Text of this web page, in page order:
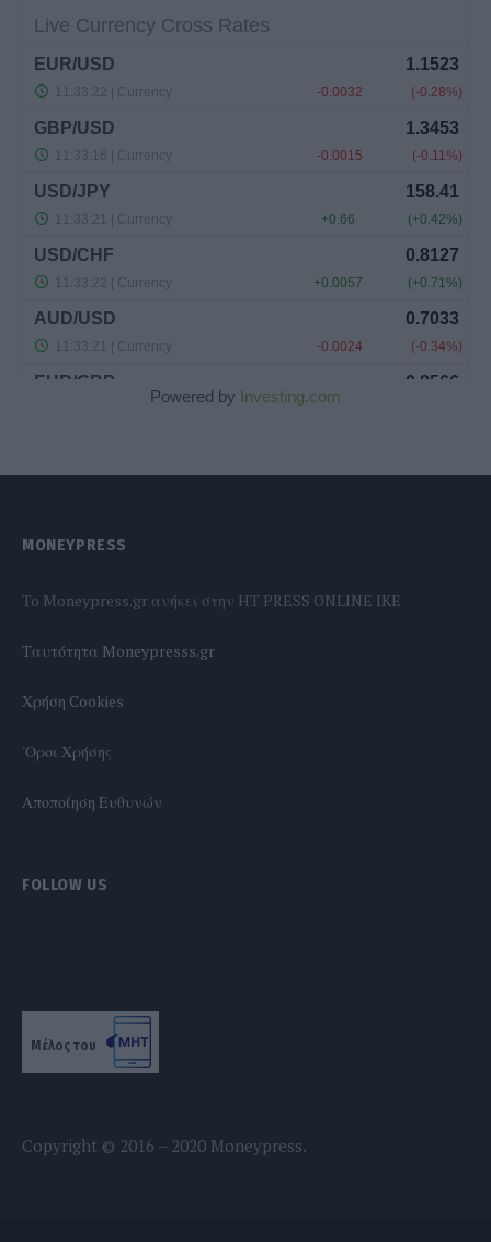
Powered by Investing.com
MONEYPRESS
To Moneypress.gr ανήκει στην HT PRESS ONLINE IKE
Tαυτότητα Moneypresss.gr
Χρήση Cookies
'Οροι Χρήσης
Αποποίηση Ευθυνών
FOLLOW US
Μέλος του
Copyright © 2016 – 2020 Moneypress.